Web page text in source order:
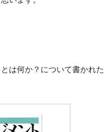
は何か？について書かれた